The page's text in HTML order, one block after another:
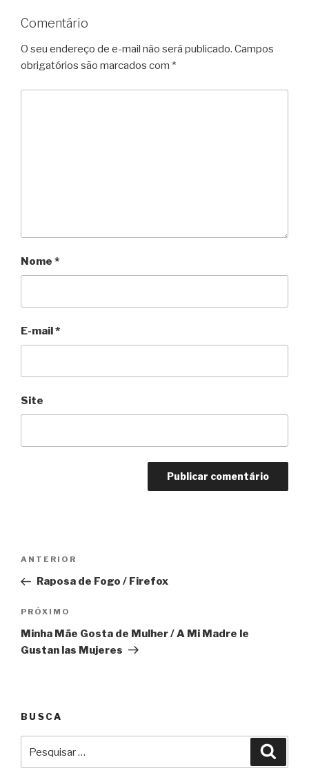
Comentário
O seu endereço de e-mail não será publicado. Campos
obrigatórios são marcados com *
Nome *
E-mail*
Site
Post
Anterior
ANTERIOR
Raposa de Fogo / Firefox
Próximo
PRÓXIMO
Minha Mãe Gosta de Mulher / A Mi Madre le
Gustan las Mujeres
BUSCA
por: